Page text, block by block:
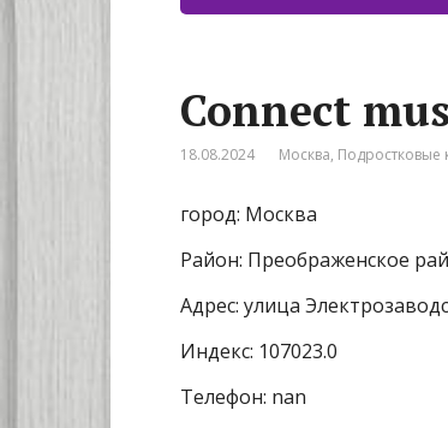
Connect
18.08.2024 Москва, Подростковые
город: Москва
Район: Преображенское
Адрес: улица
Индекс: 107023.0
Телефон: nan